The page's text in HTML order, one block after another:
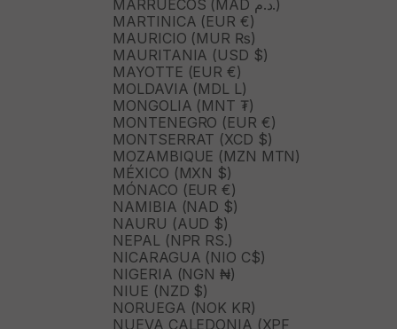
MARRUECOS (MAD د.م.)
MARTINICA (EUR €)
MAURICIO (MUR ₨)
MAURITANIA (USD $)
MAYOTTE (EUR €)
MOLDAVIA (MDL L)
MONGOLIA (MNT ₮)
MONTENEGRO (EUR €)
MONTSERRAT (XCD $)
MOZAMBIQUE (MZN MTN)
MÉXICO (MXN $)
MÓNACO (EUR €)
NAMIBIA (NAD $)
NAURU (AUD $)
NEPAL (NPR RS.)
NICARAGUA (NIO C$)
NIGERIA (NGN ₦)
NIUE (NZD $)
NORUEGA (NOK KR)
NUEVA CALEDONIA (XPF